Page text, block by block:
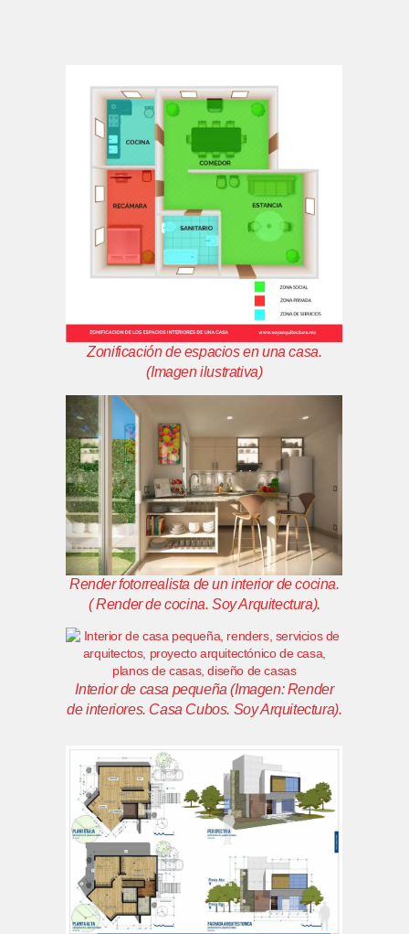
Zonificación de espacios en una casa.
(Imagen ilustrativa)
Render fotorrealista de un interior de cocina.
( Render de cocina. Soy Arquitectura).
Interior de casa pequeña(Imagen: Render
de interiores. Casa Cubos. Soy Arquitectura).